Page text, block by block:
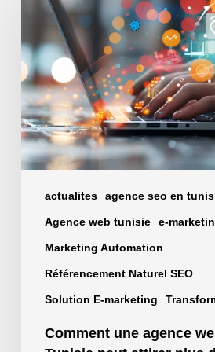
actualites agence seo en
Agence web tunisie e-
Marketing Automation
Référencement Naturel SEO
Solution E-marketing
agence
marketing
Tunisie
peut
attirer
plus
de
Comment une agence